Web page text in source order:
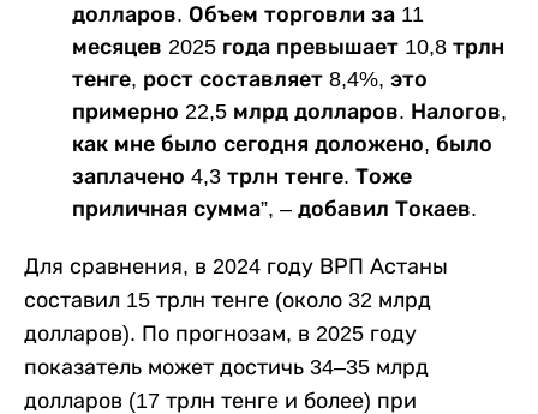
долларов. Объем торговли за 11
месяцев 2025 года превышает 10,8 трлн
тенге, рост составляет 8,4%, это
примерно 22,5 млрд долларов. Налогов,
как мне было сегодня доложено, было
заплачено 4,3 трлн тенге. Тоже
приличная сумма”, – добавил Токаев.
Для сравнения, в 2024 году ВРП Астаны
составил 15 трлн тенге (около 32 млрд
долларов). По прогнозам, в 2025 году
показатель может достичь 34–35 млрд
долларов (17 трлн тенге и более) при